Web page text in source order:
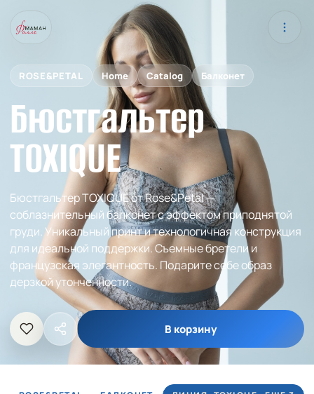
ROSE&PETAL Home Catalog Балконет
Бюстгальтер
TOXIQUE
Бюстгальтер TOXIQUE от Rose&Petal —
соблазнительный балконет с эффектом приподнятой
груди. Уникальный принт и технологичная конструкция
для идеальной поддержки. Съемные бретели и
французская элегантность. Подарите себе образ
дерзкой утонченности.
В корзину